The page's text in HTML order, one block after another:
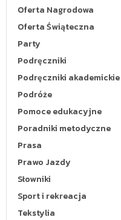
Oferta Nagrodowa
Oferta Świąteczna
Party
Podręczniki
Podręczniki akademickie
Podróże
Pomoce edukacyjne
Poradniki metodyczne
Prasa
Prawo Jazdy
Słowniki
Sport i rekreacja
Tekstylia